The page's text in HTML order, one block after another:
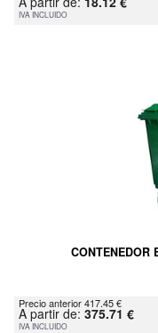
IVA INCLUIDO
CONTENEDOR
Precio anterior 417.45 €
A partir de: 375.71 €
IVA INCLUIDO